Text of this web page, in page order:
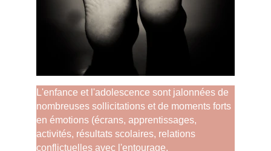
L'enfance et l'adolescence sont jalonnées de
nombreuses sollicitations et de moments forts
en émotions (écrans, apprentissages,
activités, résultats scolaires, relations
conflictuelles avec l'entourage,